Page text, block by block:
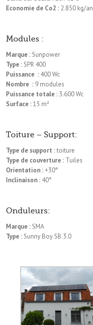
Economie de Co2 : 2.850 kg/an
Modules :
Marque : Sunpower
Type : SPR 400
Puissance : 400 Wc
Nombre : 9 modules
Puissance totale : 3.600 Wc
Surface :15 m²
Toiture – Support:
Type de support :toiture
Type de couverture : Tuiles
Orientation :+30°
Inclinaison : 40°
Onduleurs:
Marque : SMA
Type : Sunny Boy SB 3.0